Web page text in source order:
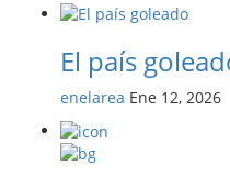
El país
enelarea Ene 12, 2026